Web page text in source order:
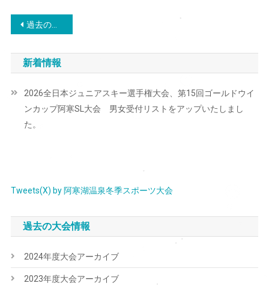
投
稿
ナ
ビ
ゲ
ョ
ン
過去の投稿
新着情報
2026全日本ジュニアスキー選手権大会、第15回ゴールドウイ
ンカップ阿寒SL大会 男女受付リストをアップいたしまし
た。
Tweets(X) by 阿寒湖温泉冬季スポーツ大会
過去の大会情報
2024年度大会アーカイブ
2023年度大会アーカイブ